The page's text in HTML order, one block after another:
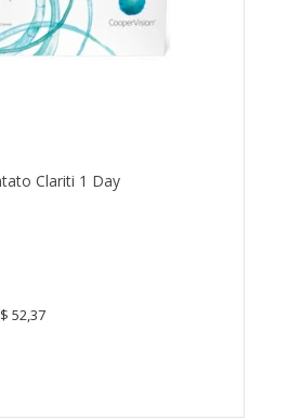
Clariti 1 Day
52,37